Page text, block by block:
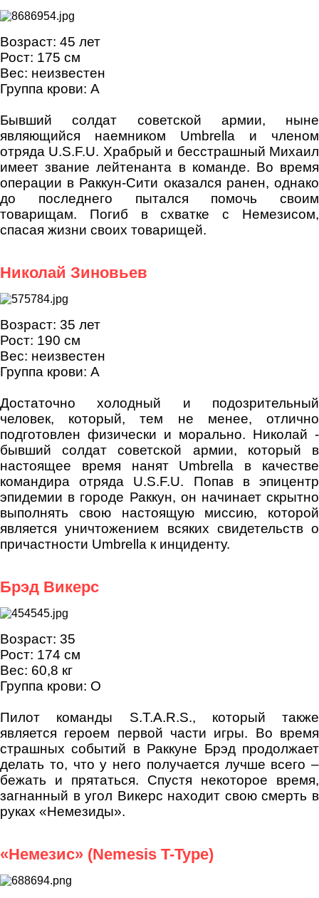
Возраст: 45 лет
Рост: 175 см
Вес: неизвестен
Группа крови: A
Бывший солдат советской армии, ныне
являющийся наемником Umbrella и членом
отряда U.S.F.U. Храбрый и бесстрашный Михаил
имеет звание лейтенанта в команде. Во время
операции в Раккун-Сити оказался ранен, однако
до последнего пытался помочь своим
товарищам. Погиб в схватке с Немезисом,
спасая жизни своих товарищей.
Николай Зиновьев
Возраст: 35 лет
Рост: 190 см
Вес: неизвестен
Группа крови: A
Достаточно холодный и подозрительный
человек, который, тем не менее, отлично
подготовлен физически и морально. Николай -
бывший солдат советской армии, который в
настоящее время нанят Umbrella в качестве
командира отряда U.S.F.U. Попав в эпицентр
эпидемии в городе Раккун, он начинает скрытно
выполнять свою настоящую миссию, которой
является уничтожением всяких свидетельств о
причастности Umbrella к инциденту.
Брэд Викерс
Возраст: 35
Рост: 174 см
Вес: 60,8 кг
Группа крови: O
Пилот команды S.T.A.R.S., который также
является героем первой части игры. Во время
страшных событий в Раккуне Брэд продолжает
делать то, что у него получается лучше всего –
бежать и прятаться. Спустя некоторое время,
загнанный в угол Викерс находит свою смерть в
руках «Немезиды».
«Немезис» (Nemesis T-Type)